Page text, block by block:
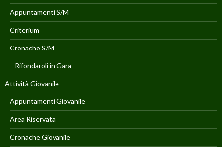
Appuntamenti S/M
Criterium
Cronache S/M
Rifondaroli in Gara
Attività Giovanile
Appuntamenti Giovanile
Area Riservata
Cronache Giovanile